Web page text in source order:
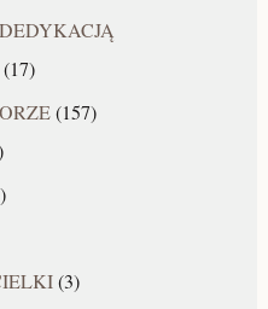
(17)
(157)
(3)